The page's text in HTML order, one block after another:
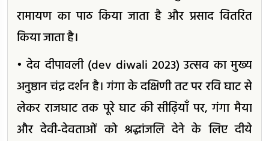
रामायण का पाठ किया जाता है और प्रसाद वितरित
किया जाता है।
• देव दीपावली (dev diwali 2023) उत्सव का मुख्य
अनुष्ठान चंद्र दर्शन है। गंगा के दक्षिणी तट पर रवि घाट से
लेकर राजघाट तक पूरे घाट की सीढ़ियाँ पर, गंगा मैया
और देवी-देवताओं को श्रद्धांजलि देने के लिए दीये